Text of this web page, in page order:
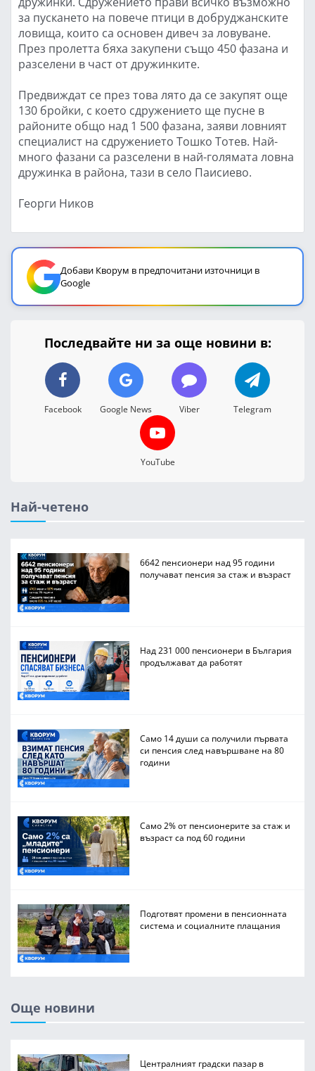
за пускането на повече птици в добруджанските
ловища, които са основен дивеч за ловуване.
През пролетта бяха закупени също 450 фазана и
разселени в част от дружинките.
Предвиждат се през това лято да се закупят още
130 бройки, с което сдружението ще пусне в
районите общо над 1 500 фазана, заяви ловният
специалист на сдружението Тошко Тотев. Най-
много фазани са разселени в най-голямата ловна
дружинка в района, тази в село Паисиево.
Георги Ников
Добави Кворум в предпочитани източници в
Google
Последвайте ни за още новини в:
Facebook Google News Viber Telegram
YouTube
Най-четено
6642 пенсионери над 95 години
получават пенсия за стаж и възраст
Над 231 000 пенсионери в България
продължават да работят
Само 14 души са получили първата
си пенсия след навършване на 80
години
Само 2% от пенсионерите за стаж и
възраст са под 60 години
Подготвят промени в пенсионната
система и социалните плащания
Още новини
Централният градски пазар в